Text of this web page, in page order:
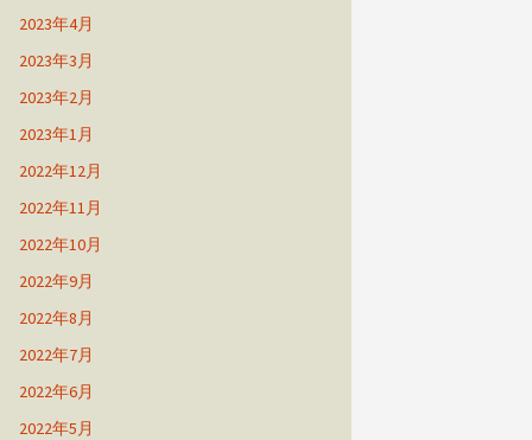
2023年4月
2023年3月
2023年2月
2023年1月
2022年12月
2022年11月
2022年10月
2022年9月
2022年8月
2022年7月
2022年6月
2022年5月